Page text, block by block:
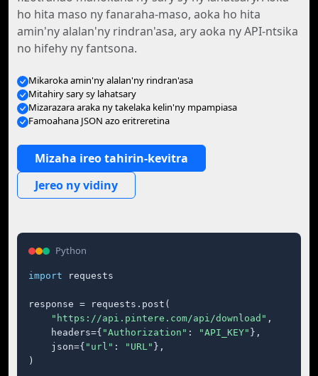
ho hita maso ny fanaraha-maso, aoka ho hita
amin'ny alalan'ny rindran'asa, ary aoka ny API-ntsika
no hifehy ny fantsona.
Mikaroka amin'ny alalan'ny rindran'asa
Mitahiry sary sy lahatsary
Mizarazara araka ny takelaka kelin'ny mpampiasa
Famoahana JSON azo eritreretina
Mizaha ireo tahirin-kevitra
Jereo ny vidiny
Python
import requests
response = requests.post(
"https://api.pintere.com/api/download" ,
    headers={
"Authorization" : "API_KEY" },
    json={
"url" : "URL" },
)